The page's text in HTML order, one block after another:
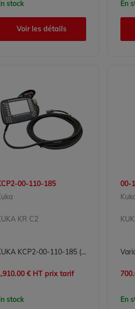
stock
Voir les détails
En
00-110-185
KR C2
KUKA KCP2-00-110-185 (KCP200110185) - Pupitre de programmation KCP2, câble 10 m, pour baie KRC2
€ HT prix tarif
stock
00-
En